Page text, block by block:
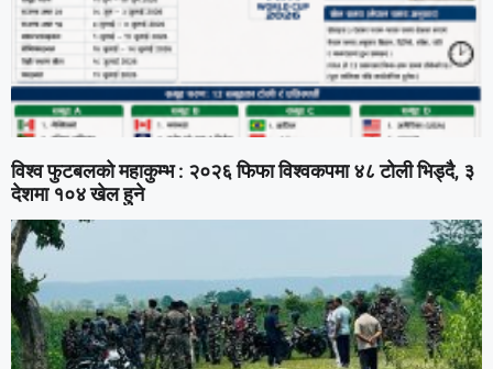
विश्व फुटबलको महाकुम्भ : २०२६ फिफा विश्वकपमा ४८ टोली भिड्दै, ३
देशमा १०४ खेल हुने